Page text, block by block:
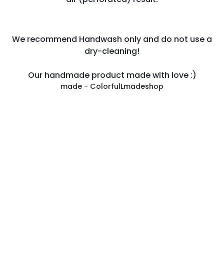
We recommend Handwash only and do not use a
dry-cleaning!
Our handmade product made with love :)
made - ColorfulLmadeshop